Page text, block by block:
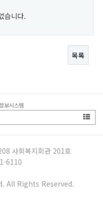
습니다.
목록
보시스템
사회복지회관 201호
6110
. All Rights Reserved.